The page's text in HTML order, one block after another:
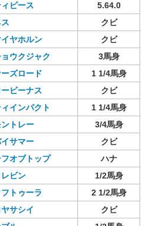
ピース
5.64.0
クビ
ヤホルン
クビ
ョウクジャク
3馬身
ズロード
1 1/4馬身
ビーナス
クビ
ィインパクト
1 1/4馬身
トレー
3/4馬身
サマー
クビ
オブトップ
ハナ
ビン
1/2馬身
トゥーラ
2 1/2馬身
サシイ
クビ